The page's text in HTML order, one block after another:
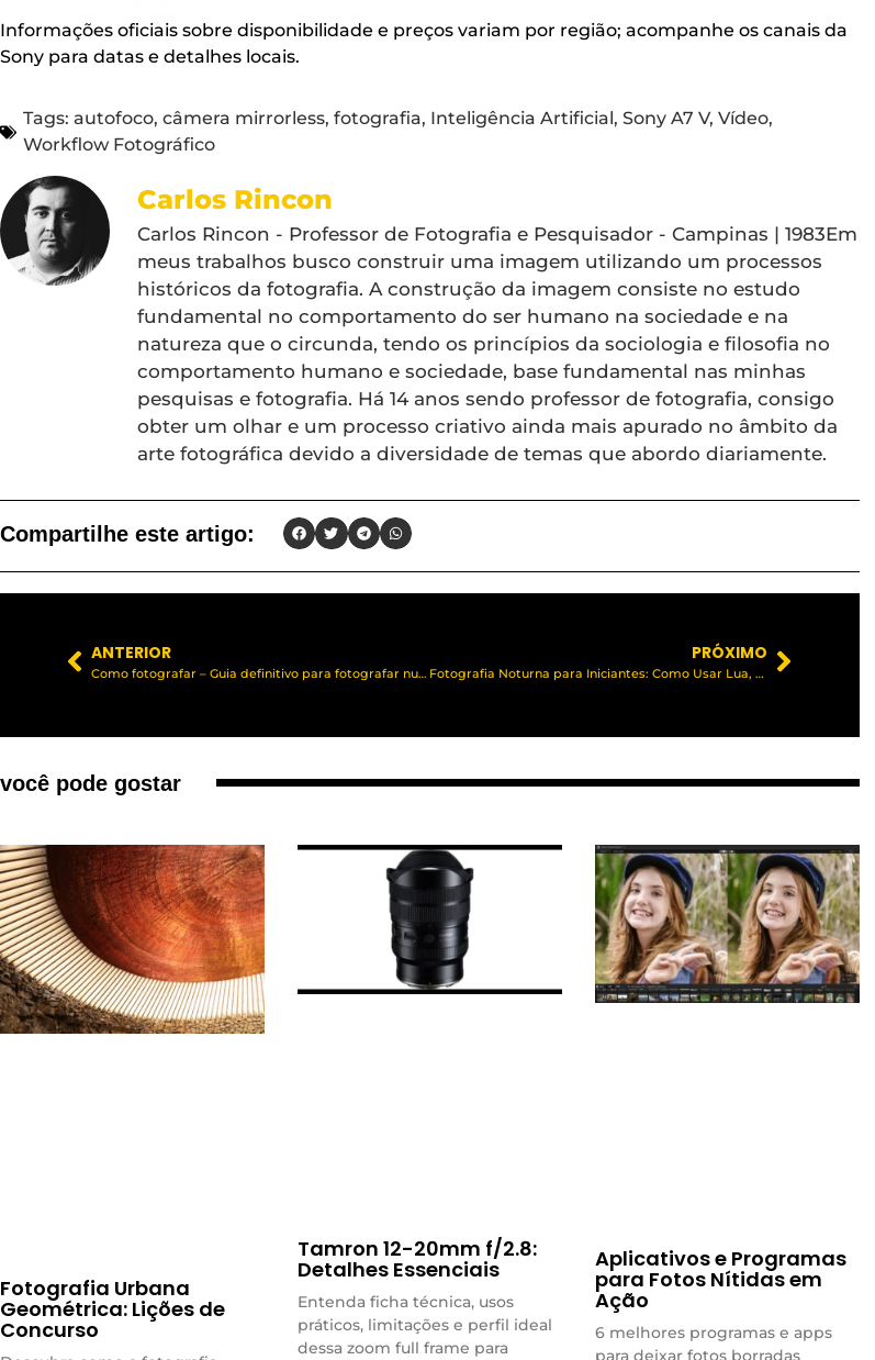
Informações oficiais sobre disponibilidade e preços variam por região; acompanhe os canais da
Sony para datas e detalhes locais.
Tags: autofoco, câmera mirrorless, fotografia, Inteligência Artificial, Sony A7 V, Vídeo,
Workflow Fotográfico
Carlos Rincon
Carlos Rincon - Professor de Fotografia e Pesquisador - Campinas | 1983Em
meus trabalhos busco construir uma imagem utilizando um processos
históricos da fotografia. A construção da imagem consiste no estudo
fundamental no comportamento do ser humano na sociedade e na
natureza que o circunda, tendo os princípios da sociologia e filosofia no
comportamento humano e sociedade, base fundamental nas minhas
pesquisas e fotografia. Há 14 anos sendo professor de fotografia, consigo
obter um olhar e um processo criativo ainda mais apurado no âmbito da
arte fotográfica devido a diversidade de temas que abordo diariamente.
Compartilhe este artigo:
ANTERIOR
Como fotografar – Guia definitivo para fotografar nuvens sedosas em longa exposição: configure a câmera, escolha filtros ND ideais e evite fotos estouradas passo a passo.
PRÓXIMO
Fotografia Noturna para Iniciantes: Como Usar Lua, Trilhas de Luz, Drones e Longa Exposição para Criar Imagens Impressionantes
você pode gostar
Fotografia Urbana
Geométrica: Lições de
Concurso
Tamron 12-20mm f/2.8:
Detalhes Essenciais
Entenda ficha técnica, usos
práticos, limitações e perfil ideal
dessa zoom full frame para
Aplicativos e Programas
para Fotos Nítidas em
Ação
6 melhores programas e apps
para deixar fotos borradas